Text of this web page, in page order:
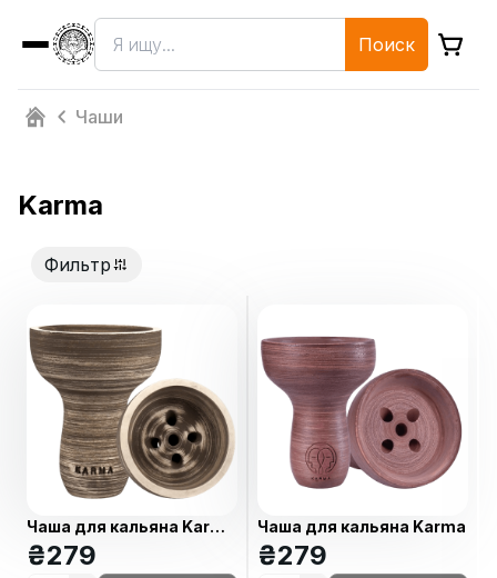
Поиск
Чаши
Karma
Фильтр
Чаша для кальяна Karma
CIPA
₴279
Чаша для кальяна Karma
₴279